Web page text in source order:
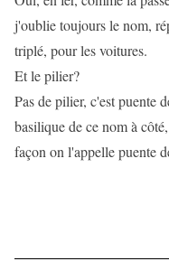
j'oublie toujours le nom,
triplé, pour les voitures.
Et le pilier?
Pas de pilier, c'est puente
basilique de ce nom à
façon on l'appelle puente